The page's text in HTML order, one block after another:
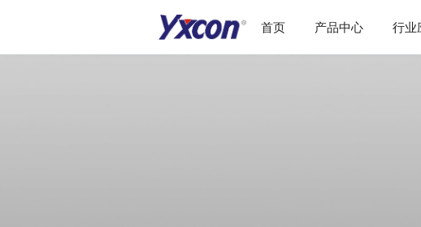
首页 产品中心 行业